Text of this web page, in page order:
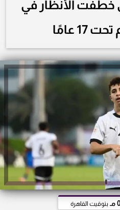
خطفت الأنظار في
عامًا
بتوقيت القاهرة